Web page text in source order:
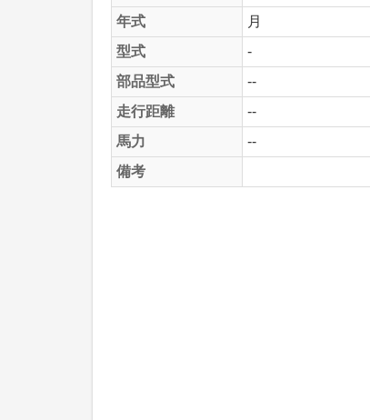
年式
月
型式
-
部品型式
--
走行距離
--
馬力
--
備考